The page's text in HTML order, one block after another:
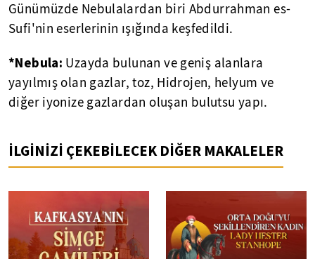
Günümüzde Nebulalardan biri Abdurrahman es-
Sufi'nin eserlerinin ışığında keşfedildi.
*Nebula: Uzayda bulunan ve geniş alanlara
yayılmış olan gazlar, toz, Hidrojen, helyum ve
diğer iyonize gazlardan oluşan bulutsu yapı.
İLGİNİZİ ÇEKEBİLECEK DİĞER MAKALELER